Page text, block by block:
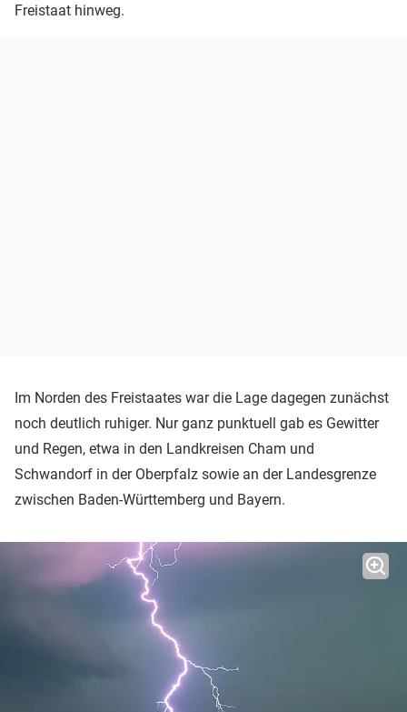
Freistaat hinweg.
Im Norden des Freistaates war die Lage dagegen zunächst
noch deutlich ruhiger. Nur ganz punktuell gab es Gewitter
und Regen, etwa in den Landkreisen Cham und
Schwandorf in der Oberpfalz sowie an der Landesgrenze
zwischen Baden-Württemberg und Bayern.